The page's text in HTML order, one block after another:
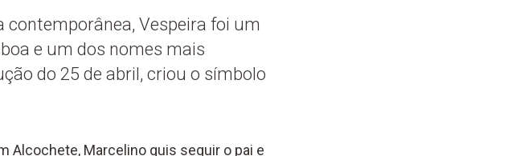
Vespeira foi um
e um dos nomes mais
do 25 de abril, criou o símbolo
Alcochete, Marcelino quis seguir o pai e